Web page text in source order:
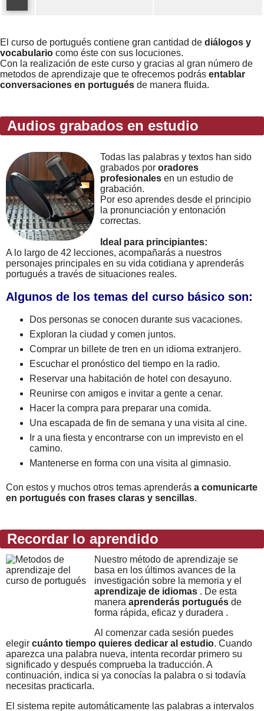
El curso de portugués contiene gran cantidad de diálogos y
vocabulario como éste con sus locuciones.
Con la realización de este curso y gracias al gran número de
metodos de aprendizaje que te ofrecemos podrás entablar
conversaciones en portugués de manera fluida.
Audios grabados en estudio
Todas las palabras y textos han sido
grabados por oradores
profesionales en un estudio de
grabación.
Por eso aprendes desde el principio
la pronunciación y entonación
correctas.
Ideal para principiantes:
A lo largo de 42 lecciones, acompañarás a nuestros
personajes principales en su vida cotidiana y aprenderás
portugués a través de situaciones reales.
Algunos de los temas del curso básico son:
Dos personas se conocen durante sus vacaciones.
Exploran la ciudad y comen juntos.
Comprar un billete de tren en un idioma extranjero.
Escuchar el pronóstico del tiempo en la radio.
Reservar una habitación de hotel con desayuno.
Reunirse con amigos e invitar a gente a cenar.
Hacer la compra para preparar una comida.
Una escapada de fin de semana y una visita al cine.
Ir a una fiesta y encontrarse con un imprevisto en el
camino.
Mantenerse en forma con una visita al gimnasio.
Con estos y muchos otros temas aprenderás a comunicarte
en portugués con frases claras y sencillas.
Recordar lo aprendido
Nuestro método de aprendizaje se
basa en los últimos avances de la
investigación sobre la memoria y el
aprendizaje de idiomas . De esta
manera aprenderás portugués de
forma rápida, eficaz y duradera .
Al comenzar cada sesión puedes
elegir cuánto tiempo quieres dedicar al estudio. Cuando
aparezca una palabra nueva, intenta recordar primero su
significado y después comprueba la traducción. A
continuación, indica si ya conocías la palabra o si todavía
necesitas practicarla.
El sistema repite automáticamente las palabras a intervalos